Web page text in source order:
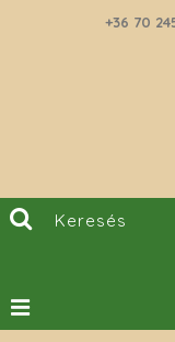
+36 70